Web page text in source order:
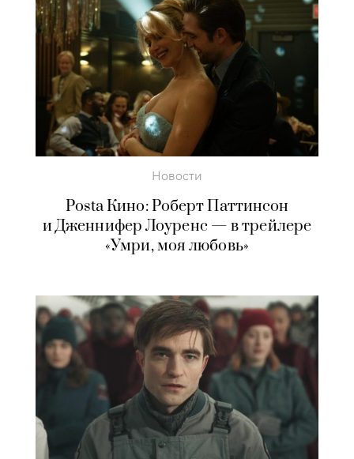
Новости
Posta Кино: Роберт Паттинсон
и Дженнифер Лоуренс — в трейлере
«Умри, моя любовь»